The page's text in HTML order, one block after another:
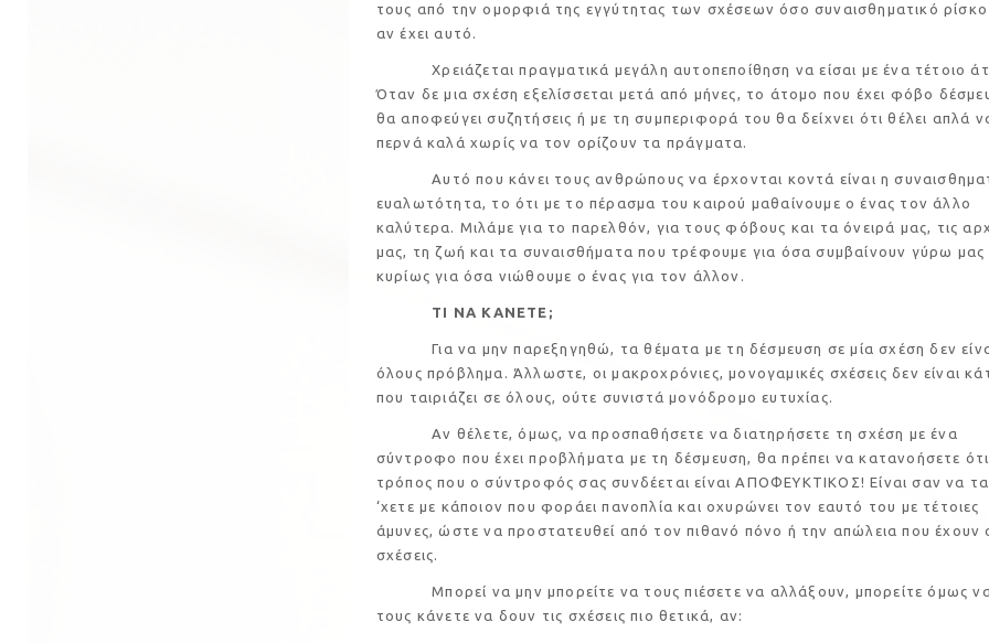
τους από την ομορφιά της εγγύτητας των σχέσεων όσο συναισθηματικό ρίσκο
αν έχει αυτό.
Χρειάζεται πραγματικά μεγάλη αυτοπεποίθηση να είσαι με ένα τέτοιο
Όταν δε μια σχέση εξελίσσεται μετά από μήνες, το άτομο που έχει φόβο
θα αποφεύγει συζητήσεις ή με τη συμπεριφορά του θα δείχνει ότι θέλει απλά
περνά καλά χωρίς να τον ορίζουν τα πράγματα.
Αυτό που κάνει τους ανθρώπους να έρχονται κοντά είναι η
ευαλωτότητα, το ότι με το πέρασμα του καιρού μαθαίνουμε ο ένας τον άλλο
καλύτερα. Μιλάμε για το παρελθόν, για τους φόβους και τα όνειρά μας, τις
μας, τη ζωή και τα συναισθήματα που τρέφουμε για όσα συμβαίνουν γύρω μας
κυρίως για όσα νιώθουμε ο ένας για τον άλλον.
ΤΙ ΝΑ ΚΑΝΕΤΕ;
Για να μην παρεξηγηθώ, τα θέματα με τη δέσμευση σε μία σχέση δεν
όλους πρόβλημα. Άλλωστε, οι μακροχρόνιες, μονογαμικές σχέσεις δεν είναι
που ταιριάζει σε όλους, ούτε συνιστά μονόδρομο ευτυχίας.
Αν θέλετε, όμως, να προσπαθήσετε να διατηρήσετε τη σχέση με ένα
σύντροφο που έχει προβλήματα με τη δέσμευση, θα πρέπει να κατανοήσετε
τρόπος που ο σύντροφός σας συνδέεται είναι ΑΠΟΦΕΥΚΤΙΚΟΣ! Είναι σαν να τα
‘χετε με κάποιον που φοράει πανοπλία και οχυρώνει τον εαυτό του με τέτοιες
άμυνες, ώστε να προστατευθεί από τον πιθανό πόνο ή την απώλεια που έχουν
σχέσεις.
Μπορεί να μην μπορείτε να τους πιέσετε να αλλάξουν, μπορείτε όμως
τους κάνετε να δουν τις σχέσεις πιο θετικά, αν: